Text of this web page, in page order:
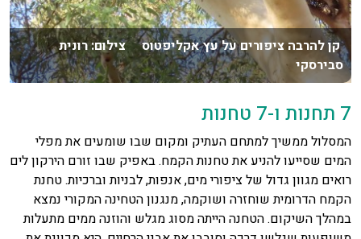
קן להרבה ציפורים על עץ אקליפטוס צילום: רונית
סבירסקי
7 תחנות ו-7 טחנות
המסלול ממשיך למתחם העתיק ומקום שבו שומעים את מפלי
המים שסייעו להניע את טחנות הקמח. באפיק שבו זורם הירקון לים
רואים מגוון גדול של ציפורי מים, אנפות, לבניות וברכיות. טחנת
הקמח הדרומית שוחזרה ושוקמה, מנגנון הטחינה המקורי נמצא
במהלך השיקום. הטחנה הייתה מסוג מגלש והוזנה ממים מתעלות